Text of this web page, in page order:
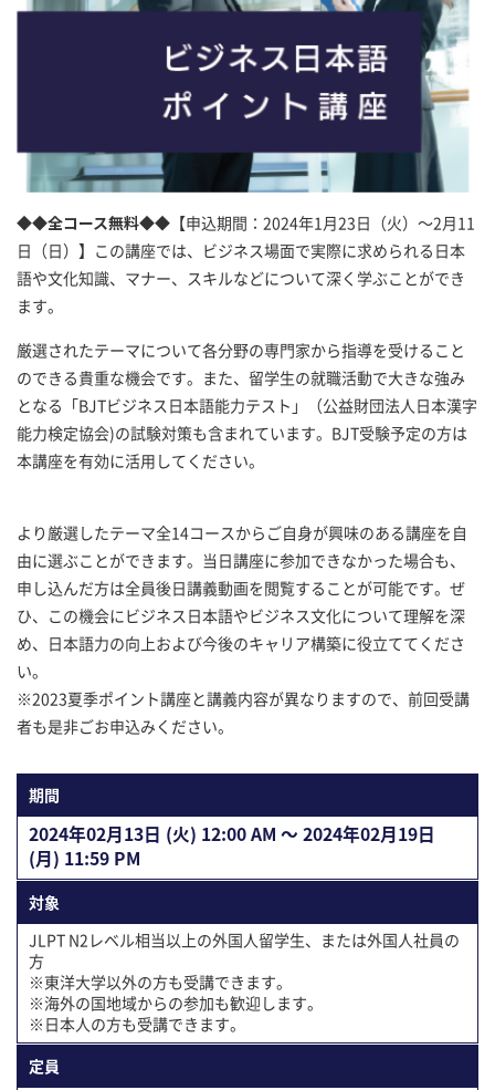
◆◆全コース無料◆◆ 【申込期間：2024年1月23日（火）～2月11
日（日）】この講座では、ビジネス場面で実際に求められる日本
語や文化知識、マナー、スキルなどについて深く学ぶことができ
ます。
厳選されたテーマについて各分野の専門家から指導を受けること
のできる貴重な機会です。また、留学生の就職活動で大きな強み
となる「BJTビジネス日本語能力テスト」（公益財団法人日本漢字
能力検定協会)の試験対策も含まれています。BJT受験予定の方は
本講座を有効に活用してください。
より厳選したテーマ全14コースからご自身が興味のある講座を自
由に選ぶことができます。当日講座に参加できなかった場合も、
申し込んだ方は全員後日講義動画を閲覧することが可能です。ぜ
ひ、この機会にビジネス日本語やビジネス文化について理解を深
め、日本語力の向上および今後のキャリア構築に役立ててくださ
い。
※2023夏季ポイント講座と講義内容が異なりますので、前回受講
者も是非ごお申込みください。
期間
2024年02⽉13⽇ (火) 12:00 AM 〜 2024年02⽉19⽇
(月) 11:59 PM
対象
JLPT N2レベル相当以上の外国人留学生、または外国人社員の
方
※東洋大学以外の方も受講できます。
※海外の国地域からの参加も歓迎します。
※日本人の方も受講できます。
定員